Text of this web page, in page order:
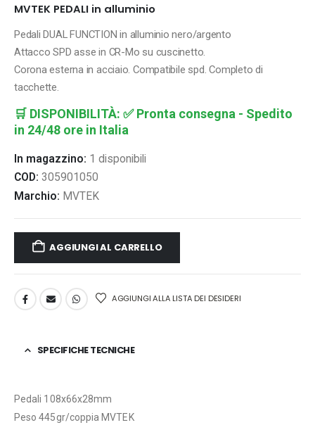
MVTEK PEDALI in alluminio
Pedali DUAL FUNCTION in alluminio nero/argento
Attacco SPD asse in CR-Mo su cuscinetto.
Corona esterna in acciaio. Compatibile spd. Completo di
tacchette.
🛒 DISPONIBILITÀ: ✅ Pronta consegna - Spedito
in 24/48 ore in Italia
In magazzino: 1 disponibili
COD: 305901050
Marchio: MVTEK
AGGIUNGI AL CARRELLO
AGGIUNGI ALLA LISTA DEI DESIDERI
SPECIFICHE TECNICHE
Pedali 108x66x28mm
Peso 445gr/coppia MVTEK